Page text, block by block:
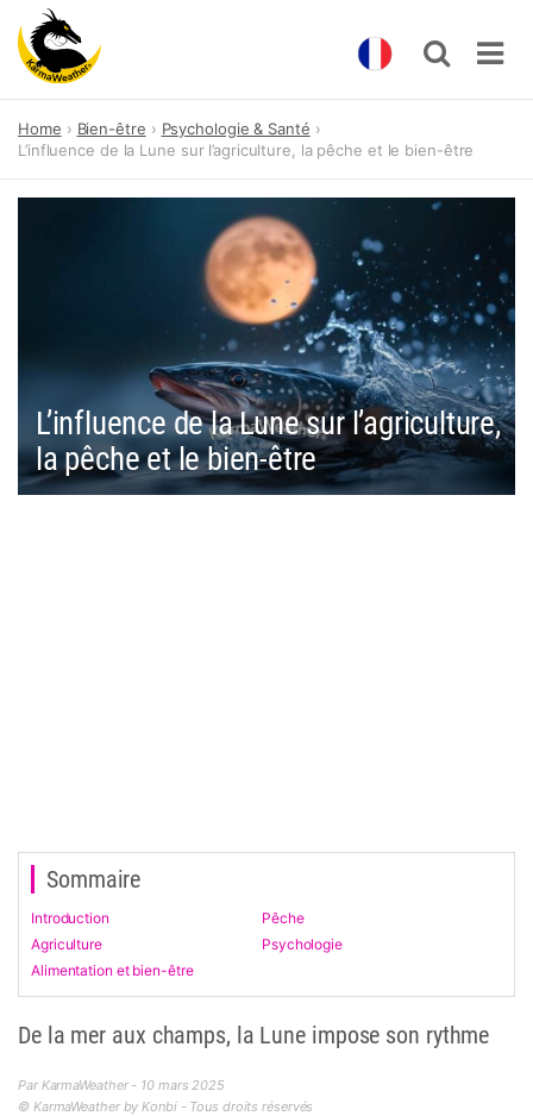
content
Home Bien-être
Psychologie & Santé
L’influence de la Lune sur l’agriculture, la pêche et le bien-être
L’influence de la Lune sur l’agriculture,
la pêche et le bien-être
Sommaire
Introduction
Pêche
Agriculture
Psychologie
Alimentation et bien-être
De la mer aux champs, la Lune impose son rythme
Par KarmaWeather - 10 mars 2025
© KarmaWeather by Konbi - Tous droits réservés